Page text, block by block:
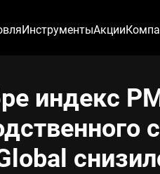
ИнструментыАкции
индекс